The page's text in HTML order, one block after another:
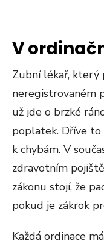
V
Zubní lékař, který
neregistrovaném
už jde o brzké
poplatek. Dříve to
k chybám. V
zdravotním
zákonu stojí, že
pokud je zákrok
Každá ordinace